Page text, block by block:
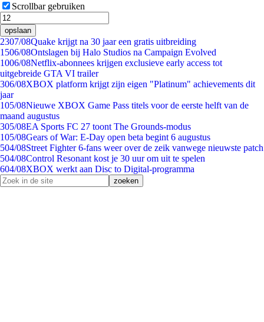
Scrollbar gebruiken
opslaan
2307/08Quake krijgt na 30 jaar een gratis uitbreiding
1506/08Ontslagen bij Halo Studios na Campaign Evolved
1006/08Netflix-abonnees krijgen exclusieve early access tot
uitgebreide GTA VI trailer
306/08XBOX platform krijgt zijn eigen "Platinum" achievements dit
jaar
105/08Nieuwe XBOX Game Pass titels voor de eerste helft van de
maand augustus
305/08EA Sports FC 27 toont The Grounds-modus
105/08Gears of War: E-Day open beta begint 6 augustus
504/08Street Fighter 6-fans weer over de zeik vanwege nieuwste patch
504/08Control Resonant kost je 30 uur om uit te spelen
604/08XBOX werkt aan Disc to Digital-programma